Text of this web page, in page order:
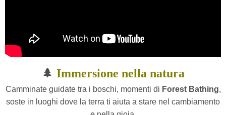
🌲 Immersione nella natura
Camminate guidate tra i boschi, momenti di Forest Bathing,
soste in luoghi dove la terra ti aiuta a stare nel cambiamento